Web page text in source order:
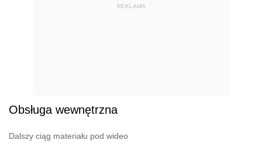
REKLAMA
Obsługa wewnętrzna
Dalszy ciąg materiału pod wideo